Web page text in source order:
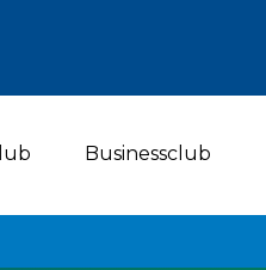
Businessclub